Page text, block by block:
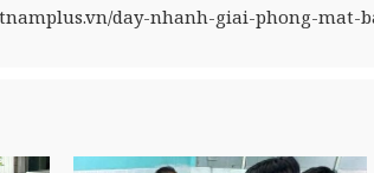
day-nhanh-giai-phong-mat-